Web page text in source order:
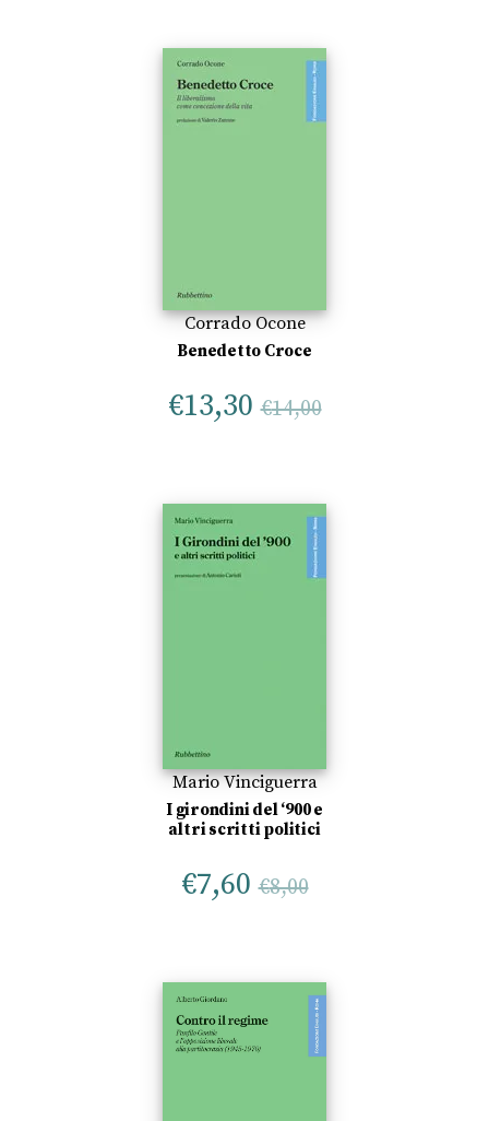
Corrado Ocone
Benedetto Croce
€13,30 €14,00
Mario Vinciguerra
I girondini del ‘900 e
altri scritti politici
€7,60 €8,00